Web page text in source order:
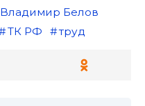
Владимир Белов
ТК РФ труд